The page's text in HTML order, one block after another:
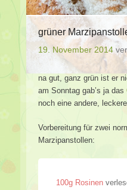
grüner
19. November 2014
na gut, ganz grün ist er
am Sonntag gab’s ja das
noch eine andere,
Vorbereitung für zwei
Marzipanstollen:
100g Rosinen